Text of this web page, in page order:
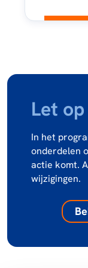
Let op
In het
onderdelen
actie komt.
wijzigingen.